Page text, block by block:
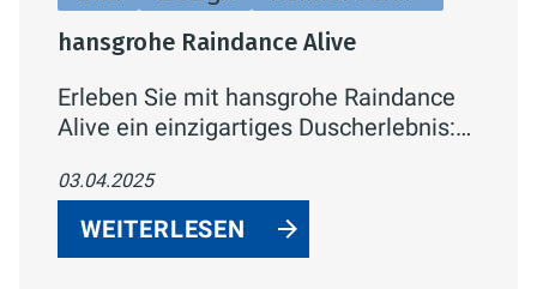
hansgrohe Raindance Alive
Erleben Sie mit hansgrohe Raindance
Alive ein einzigartiges Duscherlebnis:
Funktion und Nachhaltigkeit. Innovative
Strahlarten, elegantes Mesh-Design
und EcoSmart-Technologie für
03.04.2025
WEITERLESEN